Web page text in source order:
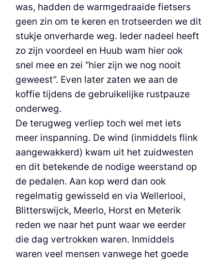
was, hadden de warmgedraaide fietsers
geen zin om te keren en trotseerden we dit
stukje onverharde weg. Ieder nadeel heeft
zo zijn voordeel en Huub wam hier ook
snel mee en zei “hier zijn we nog nooit
geweest”. Even later zaten we aan de
koffie tijdens de gebruikelijke rustpauze
onderweg.
De terugweg verliep toch wel met iets
meer inspanning. De wind (inmiddels flink
aangewakkerd) kwam uit het zuidwesten
en dit betekende de nodige weerstand op
de pedalen. Aan kop werd dan ook
regelmatig gewisseld en via Wellerlooi,
Blitterswijck, Meerlo, Horst en Meterik
reden we naar het punt waar we eerder
die dag vertrokken waren. Inmiddels
waren veel mensen vanwege het goede